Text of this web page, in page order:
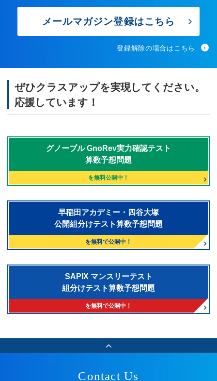
メールマガジン登録はこちら
登録解除の場合はこちら
ぜひクラスアップを実現してください。
応援しています！
グノーブルGnoRev実力確認テスト
算数予想問題
を無料公開中！
早稲田アカデミー・四谷大塚
公開組分けテスト算数予想問題
を無料で公開中！
SAPIX マンスリーテスト
組分けテスト算数予想問題
を無料で公開中！
Contact Us